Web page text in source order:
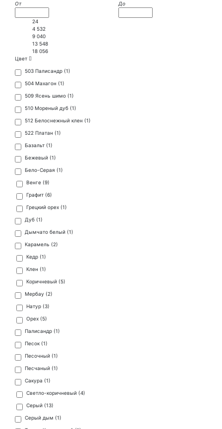
От
До
24
4 532
9 040
13 548
18 056
Цвет
503 Палисандр (1)
504 Махагон (1)
509 Ясень шимо (1)
510 Мореный дуб (1)
512 Белоснежный клен (1)
522 Платан (1)
Базальт (1)
Бежевый (1)
Бело-Серая (1)
Венге (9)
Графит (6)
Грецкий орех (1)
Дуб (1)
Дымчато белый (1)
Карамель (2)
Кедр (1)
Клен (1)
Коричневый (5)
Мербау (2)
Натур (3)
Орех (5)
Палисандр (1)
Песок (1)
Песочный (1)
Песчаный (1)
Сакура (1)
Светло-коричневый (4)
Серый (13)
Серый дым (1)